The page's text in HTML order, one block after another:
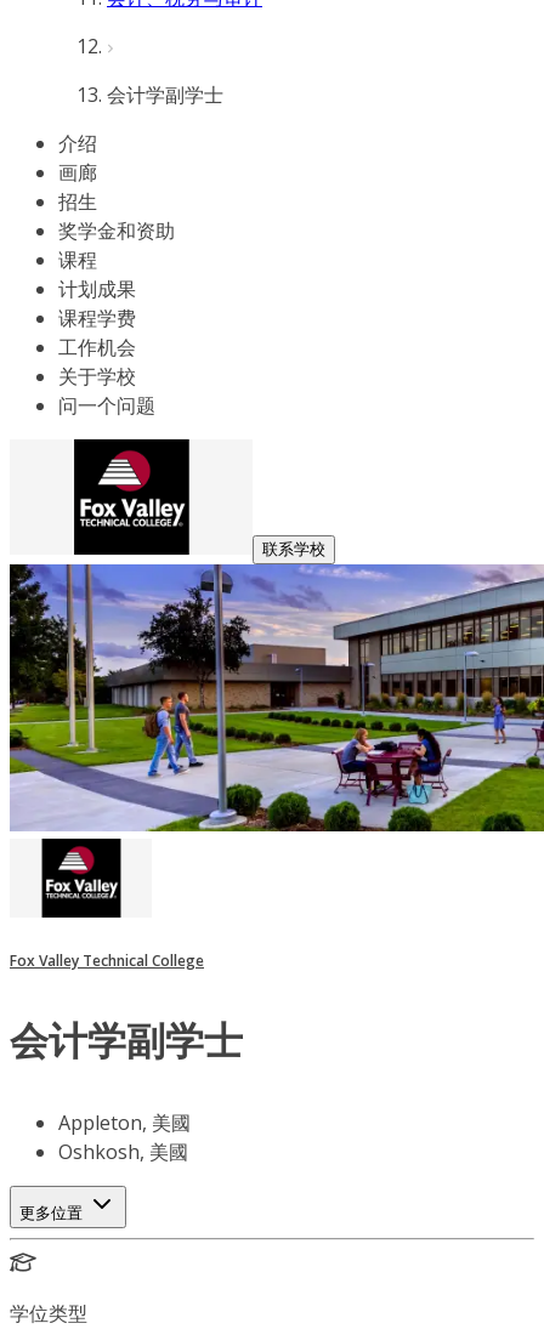
会计学副学士
介绍
画廊
招生
奖学金和资助
课程
计划成果
课程学费
工作机会
关于学校
问一个问题
联系学校
Fox Valley Technical College
会计学副学士
Appleton, 美國
Oshkosh, 美國
更多位置
学位类型